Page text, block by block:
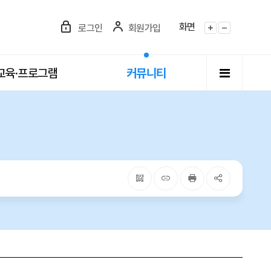
로그인 회원가입
화면
화면확대화면축소
육·프로그램 커뮤니티 전체메
QRcode 주소복사프린터